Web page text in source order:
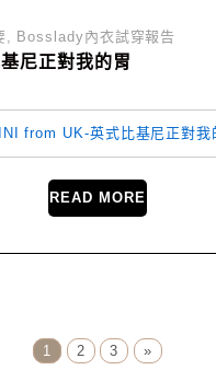
, Bosslady內衣試穿報告
尼正對我的胃
READ MORE
1 2 3 »